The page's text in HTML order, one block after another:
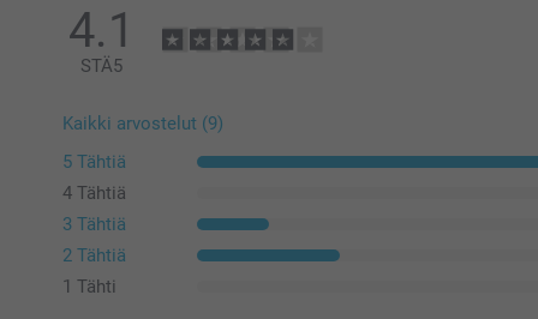
4.1
STÄ5
Kaikki arvostelut (9)
5 Tähtiä
4 Tähtiä
3 Tähtiä
2 Tähtiä
1 Tähti